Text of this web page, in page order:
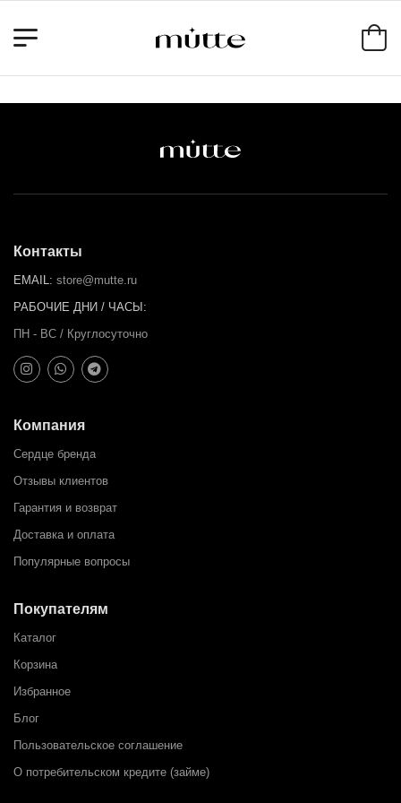
Контакты
EMAIL: store@mutte.ru
РАБОЧИЕ ДНИ / ЧАСЫ:
ПН - ВС / Круглосуточно
Компания
Сердце бренда
Отзывы клиентов
Гарантия и возврат
Доставка и оплата
Популярные вопросы
Покупателям
Каталог
Корзина
Избранное
Блог
Пользовательское соглашение
О потребительском кредите (займе)